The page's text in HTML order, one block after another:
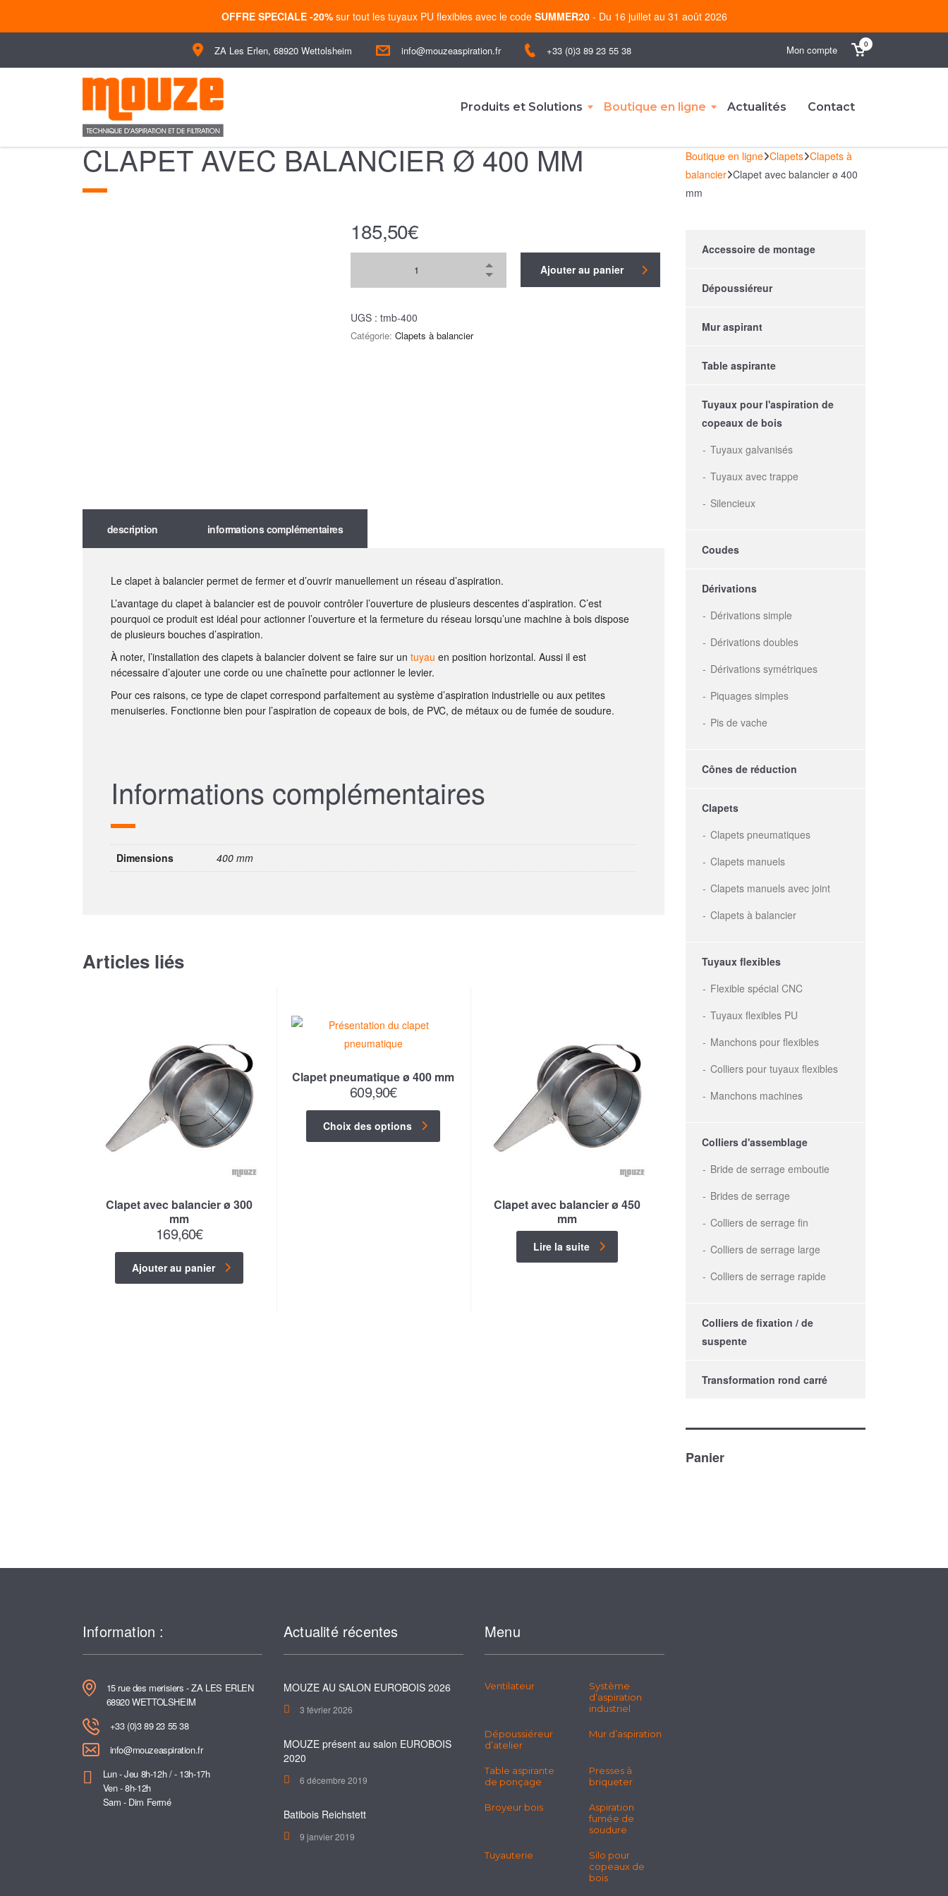
OFFRE SPECIALE -20% sur tout les tuyaux PU flexibles avec le codeSUMMER20- Du 16 juillet au 31 août 2026
ZA Les Erlen, 68920 Wettolsheim info@mouzeaspiration.fr +33 (0)3 89 23 55 38 Mon compte 0
Produits et Solutions Boutique en ligne Actualités Contact
CLAPET AVEC BALANCIER Ø 400 MM
185,50€
Ajouter au panier
UGS : tmb-400
Catégorie: Clapets à balancier
description informations complémentaires
Le clapet à balancier permet de fermer et d’ouvrir manuellement un réseau d’aspiration.
L’avantage du clapet à balancier est de pouvoir contrôler l’ouverture de plusieurs descentes d’aspiration. C’est
pourquoi ce produit est idéal pour actionner l’ouverture et la fermeture du réseau lorsqu’une machine à bois dispose
de plusieurs bouches d’aspiration.
À noter, l’installation des clapets à balancier doivent se faire sur un tuyau en position horizontal. Aussi il est
nécessaire d’ajouter une corde ou une chaînette pour actionner le levier.
Pour ces raisons, ce type de clapet correspond parfaitement au système d’aspiration industrielle ou aux petites
menuiseries. Fonctionne bien pour l’aspiration de copeaux de bois, de PVC, de métaux ou de fumée de soudure.
Informations complémentaires
Dimensions 400 mm
Articles liés
Clapet avec balancier ø 300
mm
169,60€
Ajouter au panier
Clapet pneumatique ø 400 mm
609,90€
Choix des options
Clapet avec balancier ø 450
mm
Lire la suite
Boutique en ligne Clapets Clapets à
balancier Clapet avec balancier ø 400
mm
Accessoire de montage
Dépoussiéreur
Mur aspirant
Table aspirante
Tuyaux pour l'aspiration de
copeaux de bois
Tuyaux galvanisés
Tuyaux avec trappe
Silencieux
Coudes
Dérivations
Dérivations simple
Dérivations doubles
Dérivations symétriques
Piquages simples
Pis de vache
Cônes de réduction
Clapets
Clapets pneumatiques
Clapets manuels
Clapets manuels avec joint
Clapets à balancier
Tuyaux flexibles
Flexible spécial CNC
Tuyaux flexibles PU
Manchons pour flexibles
Colliers pour tuyaux flexibles
Manchons machines
Colliers d'assemblage
Bride de serrage emboutie
Brides de serrage
Colliers de serrage fin
Colliers de serrage large
Colliers de serrage rapide
Colliers de fixation / de
suspente
Transformation rond carré
Panier
Information :
15 rue des merisiers - ZA LES ERLEN
68920 WETTOLSHEIM
+33 (0)3 89 23 55 38
info@mouzeaspiration.fr
Lun - Jeu 8h-12h / - 13h-17h
Ven - 8h-12h
Sam - Dim Fermé
Actualité récentes
MOUZE AU SALON EUROBOIS 2026
3 février 2026
MOUZE présent au salon EUROBOIS
2020
6 décembre 2019
Batibois Reichstett
9 janvier 2019
Menu
Ventilateur
Système
d’aspiration
industriel
Dépoussiéreur
d’atelier
Mur d’aspiration
Table aspirante
de ponçage
Presses à
briqueter
Broyeur bois
Aspiration
fumée de
soudure
Tuyauterie
Silo pour
copeaux de
bois